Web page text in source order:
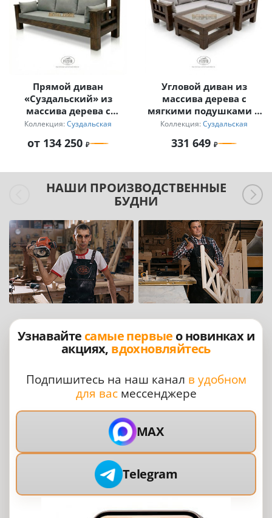
Прямой диван
«Суздальский» из
массива дерева с
мягкими подушками
Коллекция: Суздальская
от 134 250
Угловой диван из
массива дерева с
мягкими подушками и
журнальный столик
Коллекция: Суздальская
331 649
НАШИ ПРОИЗВОДСТВЕННЫЕ
БУДНИ
Узнавайте самые первые о новинках и
акциях, вдохновляйтесь
Подпишитесь на наш канал в удобном
для васмессенджере
MAX
Telegram